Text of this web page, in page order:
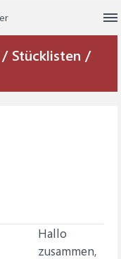
Stücklisten /
Hallo
zusammen,